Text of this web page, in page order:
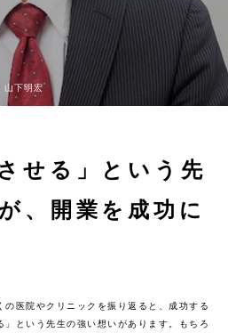
山下明宏
せる」という先
、開業を成功に
医院やクリニックを振り返ると、成功する
という先生の強い想いがあります。もちろ